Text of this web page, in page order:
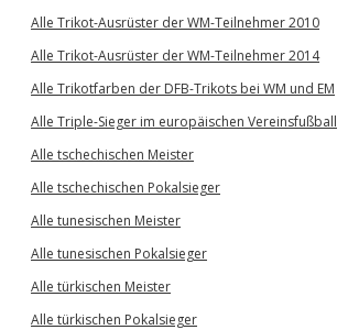
Alle Trikot-Ausrüster der WM-Teilnehmer 2010
Alle Trikot-Ausrüster der WM-Teilnehmer 2014
Alle Trikotfarben der DFB-Trikots bei WM und EM
Alle Triple-Sieger im europäischen Vereinsfußball
Alle tschechischen Meister
Alle tschechischen Pokalsieger
Alle tunesischen Meister
Alle tunesischen Pokalsieger
Alle türkischen Meister
Alle türkischen Pokalsieger